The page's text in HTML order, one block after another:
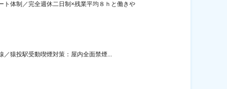
体制／完全週休二日制×残業平均８ｈと働きや
猿投駅受動喫煙対策：屋内全面禁煙...